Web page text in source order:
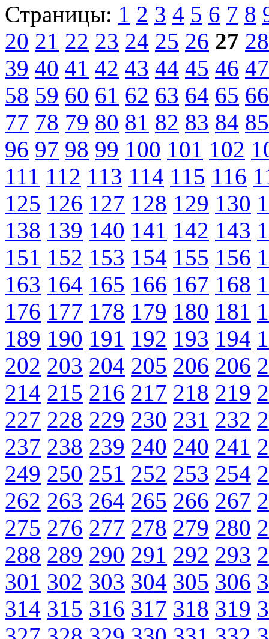
Страницы: 1 2 3 4 5 6 7 8
20 21 22 23 24 25 26 27 28
39 40 41 42 43 44 45 46 47
58 59 60 61 62 63 64 65 66
77 78 79 80 81 82 83 84 85
96 97 98 99 100 101 102
111 112 113 114 115 116
125 126 127 128 129 130
138 139 140 141 142 143
151 152 153 154 155 156
163 164 165 166 167 168
176 177 178 179 180 181
189 190 191 192 193 194
202 203 204 205 206 206
214 215 216 217 218 219
227 228 229 230 231 232
237 238 239 240 240 241
249 250 251 252 253 254
262 263 264 265 266 267
275 276 277 278 279 280
288 289 290 291 292 293
301 302 303 304 305 306
314 315 316 317 318 319